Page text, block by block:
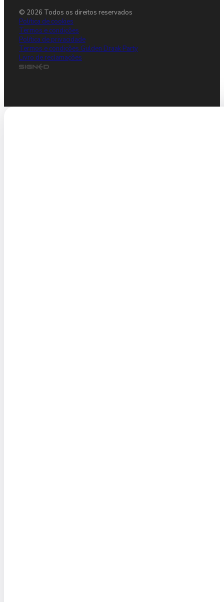
© 2026 Todos os direitos reservados
Política de cookies
Termos e condições
Política de privacidade
Termos e condições Gulden Draak Party
Livro de reclamações